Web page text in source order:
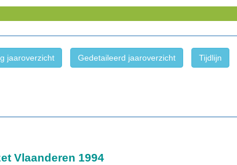
jaaroverzicht Gedetaileerd jaaroverzicht Tijdlijn
Vlaanderen 1994